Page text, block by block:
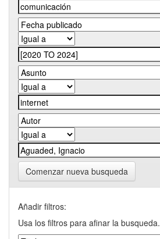
Comenzar nueva busqueda
Añadir filtros:
Usa los filtros para afinar la busqueda.